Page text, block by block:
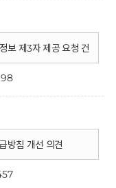
보 제3자 제공 요청 건
방침 개선 의견